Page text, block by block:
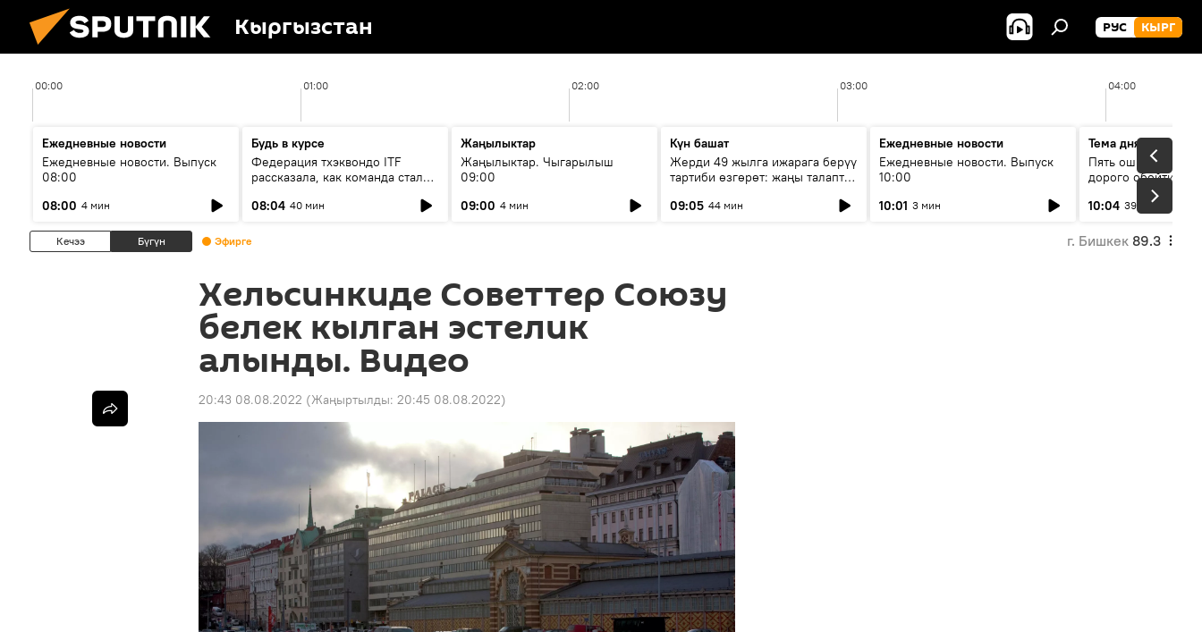
Кыргызстан РУС КЫРГ
00:00 01:00 02:00 03:00 04:00
Ежедневные новости
Ежедневные новости. Выпуск
08:00
08:00 4 мин
Будь в курсе
Федерация тхэквондо ITF
рассказала, как команда стала
08:04 40 мин
Жаңылыктар
Жаңылыктар. Чыгарылыш
09:00
09:00 4 мин
Күн башат
Жерди 49 жылга ижарага берүү
тартиби өзгөрөт: жаңы талаптар
09:05 44 мин
Ежедневные новости
Ежедневные новости. Выпуск
10:00
10:01 3 мин
Тема дня
Пять ошибок
дорого обойтись
10:04 39 мин
Кечээ Бүгүн Эфирге г. Бишкек 89.3
Хельсинкиде Советтер Союзу
белек кылган эстелик
алынды. Видео
20:43 08.08.2022 (Жаңыртылды: 20:45 08.08.2022)